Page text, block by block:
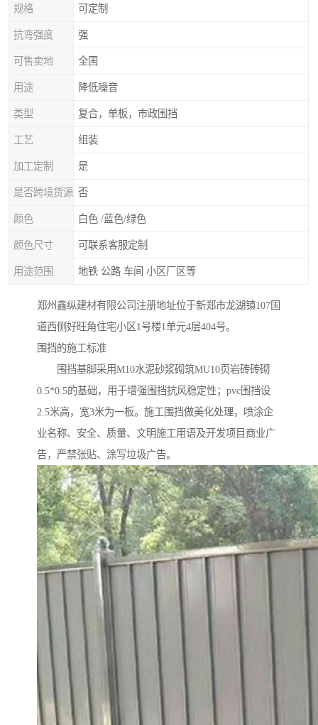
规格 可定制
抗弯强度 强
可售卖地 全国
用途 降低噪音
类型 复合，单板，市政围挡
工艺 组装
加工定制 是
是否跨境货源 否
颜色 白色 /蓝色/绿色
颜色尺寸 可联系客服定制
用途范围 地铁 公路 车间 小区厂区等
郑州鑫纵建材有限公司注册地址位于新郑市龙湖镇107国
道西侧好旺角住宅小区1号楼1单元4层404号。
围挡的施工标准
围挡基脚采用M10水泥砂浆砌筑MU10页岩砖砖砌
0.5*0.5的基础，用于增强围挡抗风稳定性；pvc围挡设
2.5米高，宽3米为一板。施工围挡做美化处理，喷涂企
业名称、安全、质量、文明施工用语及开发项目商业广
告，严禁张贴、涂写垃圾广告。